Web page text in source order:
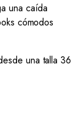
una caída
cómodos
una talla 36